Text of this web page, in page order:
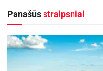
pasistatyti po vieną ar
geresnė, nes šalia jų
šiuolaikinius
Panašūsstraipsniai